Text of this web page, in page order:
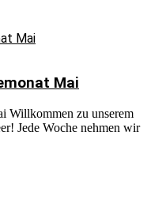
Mai
Willkommen zu unserem
Jede Woche nehmen wir